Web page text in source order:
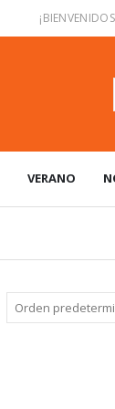
VERANO